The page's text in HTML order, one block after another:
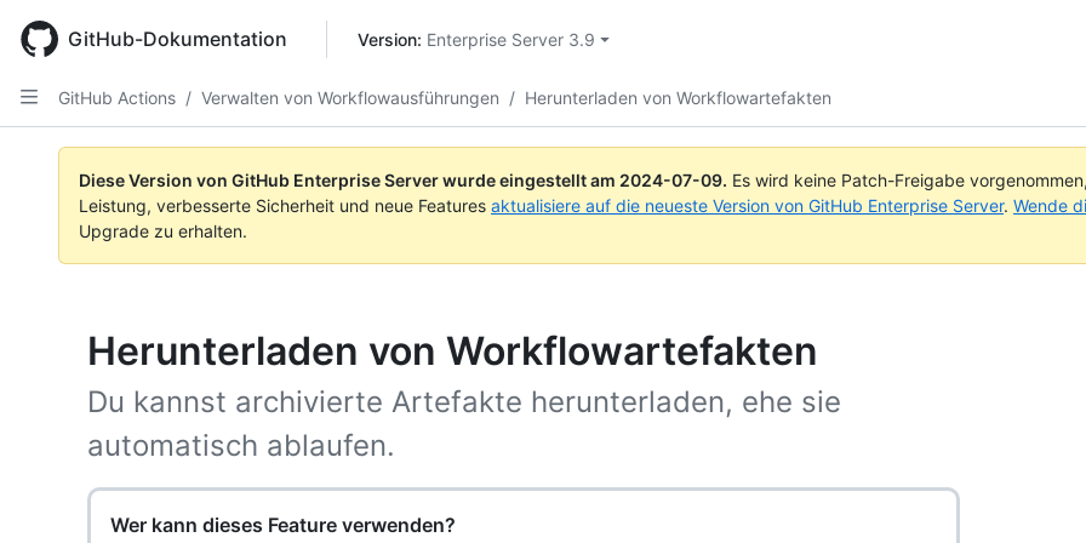
main
content
GitHub-Dokumentation Version: Enterprise Server 3.9
GitHub Actions / Verwalten von Workflowausführungen / Herunterladen von Workflowartefakten
Diese Version von GitHub Enterprise Server wurde eingestellt am 2024-07-09. Es wird keine Patch-Freigabe
Leistung, verbesserte Sicherheit und neue Features aktualisiere auf die neueste Version von GitHub Enterprise Server. Wende
Upgrade zu erhalten.
Herunterladen von Workflowartefakten
Du kannst archivierte Artefakte herunterladen, ehe sie
automatisch ablaufen.
Wer kann dieses Feature verwenden?